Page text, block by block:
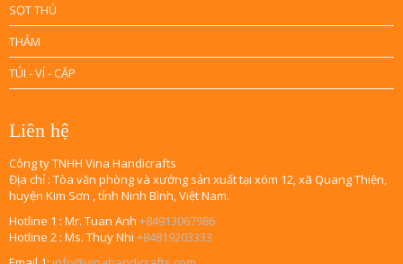
SỌT THÚ
THẢM
TÚI - VÍ - CẶP
Liên hệ
Công ty TNHH Vina Handicrafts
Địa chỉ : Tòa văn phòng và xưởng sản xuất tại xóm 12, xã Quang Thiện,
huyện Kim Sơn , tỉnh Ninh Bình, Việt Nam.
Hotline 1 : Mr. Tuan Anh +84913067986
Hotline 2 : Ms. Thuy Nhi +84819203333